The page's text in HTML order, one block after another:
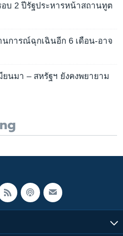
บ 2 ปีรัฐประหารหน้าสถานทูต
การณ์ฉุกเฉินอีก 6 เดือน-อาจ
ยนมา – สหรัฐฯ ยังคงพยายาม